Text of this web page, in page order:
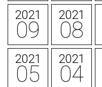
2021
09
2021
08
2021
05
2021
04